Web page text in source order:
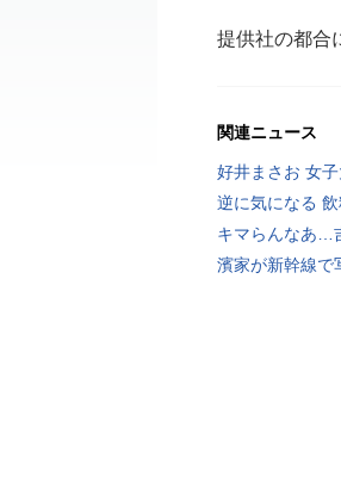
提供社の都合
関連ニュース
好井まさお 女
逆に気になる
キマらんなあ…
濱家が新幹線